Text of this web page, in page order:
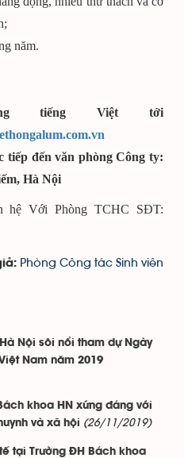
năm.
tiếng Việt tới
tiếp đến văn phòng Công ty:
Hà Nội
hệ Với Phòng TCHC SĐT:
Phòng Công tác Sinh viên
Nội sôi nổi tham dự Ngày
Nam năm 2019
khoa HN xứng đáng với
và xã hội (26/11/2019)
tại Trường ĐH Bách khoa